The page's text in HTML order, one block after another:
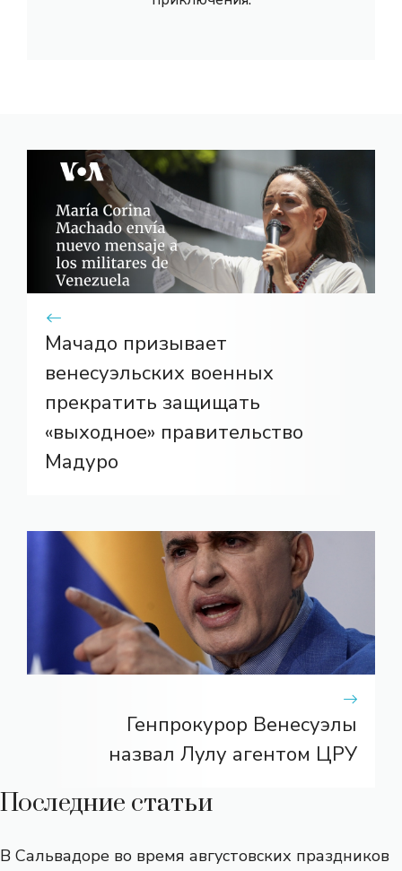
Мачадо призывает
венесуэльских военных
прекратить защищать
«выходное» правительство
Мадуро
Генпрокурор Венесуэлы
назвал Лулу агентом ЦРУ
Последние статьи
В Сальвадоре во время августовских праздников